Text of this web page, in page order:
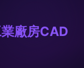
廠房CAD